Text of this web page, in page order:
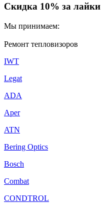
Скидка 10% за лайки
Мы принимаем:
Ремонт тепловизоров
IWT
Legat
ADA
Aper
ATN
Bering Optics
Bosch
Combat
CONDTROL